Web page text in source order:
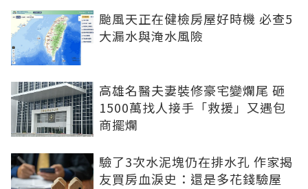
颱風天正在健檢房屋好時機 必查5
大漏水與淹水風險
高雄名醫夫妻裝修豪宅變爛尾 砸
1500萬找人接手「救援」又遇包
商擺爛
驗了3次水泥塊仍在排水孔 作家揭
友買房血淚史：還是多花錢驗屋